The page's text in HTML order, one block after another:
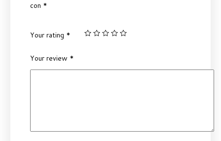
con *
Your rating *
Your review *